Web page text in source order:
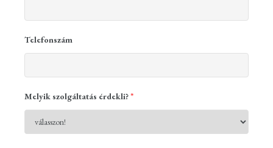
Telefonszám
Melyik szolgáltatás érdekli?*